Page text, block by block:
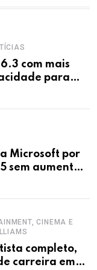
com mais
para
Microsoft por
sem aumento e
CINEMA E
completo,
carreira em